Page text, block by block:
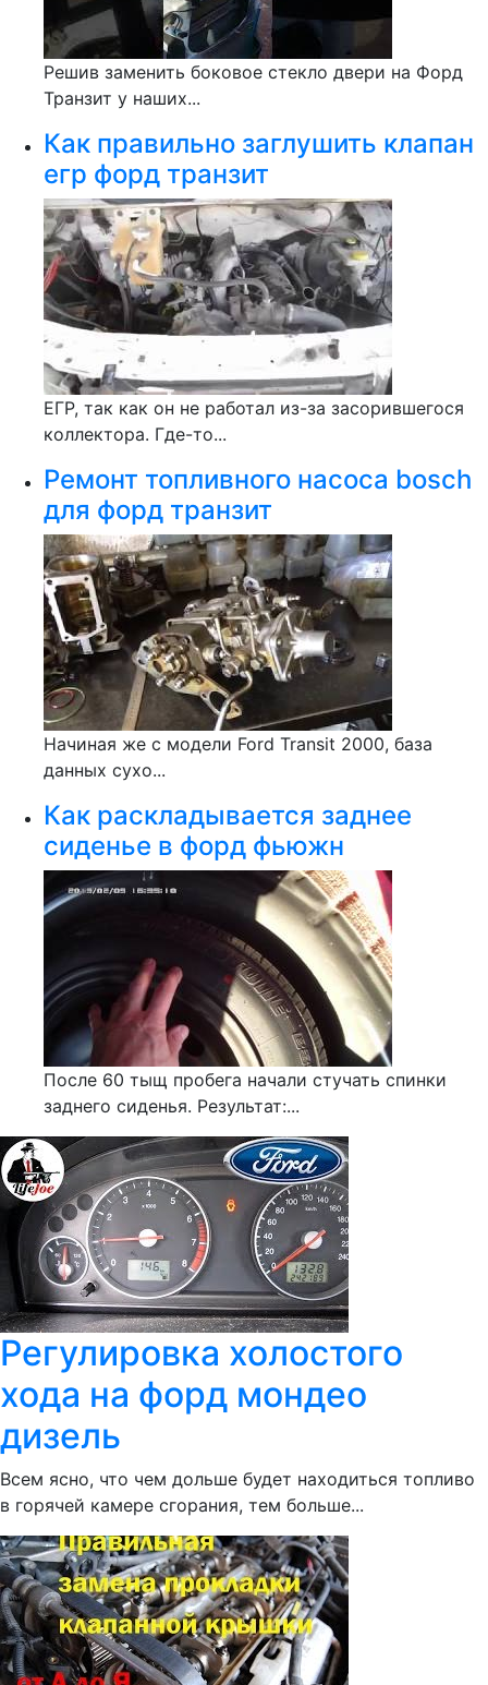
Решив заменить боковое стекло двери на Форд
Транзит у наших...
Как правильно заглушить клапан
егр форд транзит
ЕГР, так как он не работал из-за засорившегося
коллектора. Где-то...
Ремонт топливного насоса bosch
для форд транзит
Начиная же с модели Ford Transit 2000, база
данных сухо...
Как раскладывается заднее
сиденье в форд фьюжн
После 60 тыщ пробега начали стучать спинки
заднего сиденья. Результат:...
Регулировка холостого
хода на форд мондео
дизель
Всем ясно, что чем дольше будет находиться топливо
в горячей камере сгорания, тем больше...